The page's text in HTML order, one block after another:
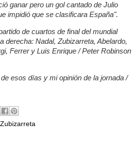
ganar pero un gol cantado de Julio
impidió que se clasificara España".
de cuartos de final del mundial
derecha: Nadal, Zubizarreta, Abelardo,
Ferrer y Luis Enrique / Peter Robinson
esos días y mi opinión de la jornada /
Zubizarreta